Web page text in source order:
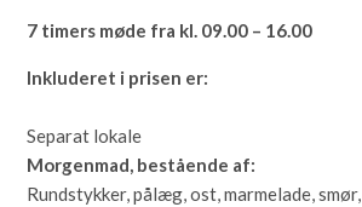
7 timers møde fra kl. 09.00 – 16.00
Inkluderet i prisen er:
Separat lokale
Morgenmad, bestående af:
Rundstykker, pålæg, ost, marmelade, smør,